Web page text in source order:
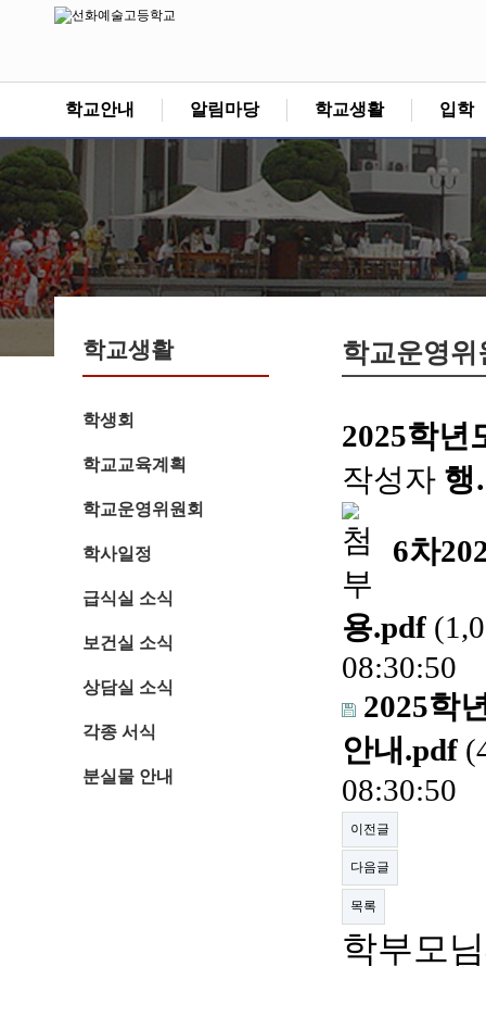
학교안내 알림마당 학교생활 입학
학교생활
학생회
학교교육계획
학교운영위원회
학사일정
급식실 소식
보건실 소식
상담실 소식
각종 서식
분실물 안내
학교운영위
2025학년
작성자
6차
용.pdf
08:30:50
2025학
안내.pdf
08:30:50
이전글
다음글
목록
학부모